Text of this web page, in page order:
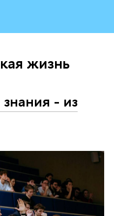
жизнь
- из